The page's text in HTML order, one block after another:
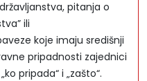
pitanja o
ili
koje imaju središnji
pripadnosti zajednici
pripada“ i „zašto“.